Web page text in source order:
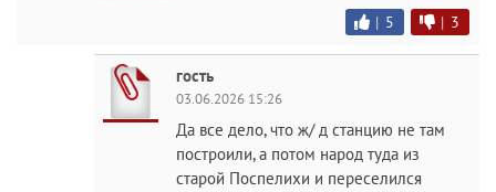
| 5 | 3
гость
03.06.2026 15:26
Да все дело, что ж/ д станцию не там
построили, а потом народ туда из
старой Поспелихи и переселился